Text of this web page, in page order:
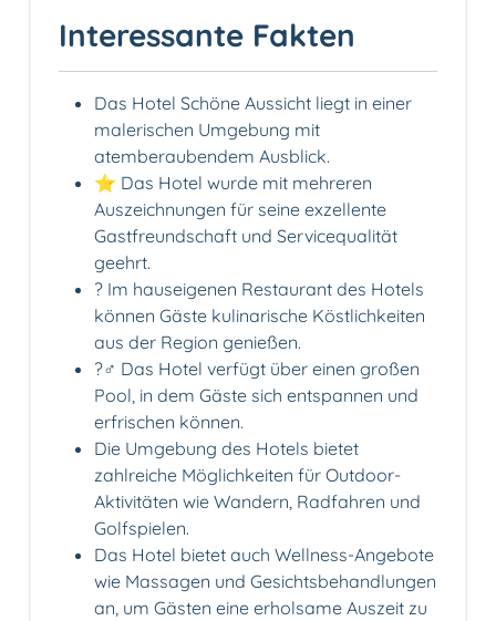
Interessante Fakten
Das Hotel Schöne Aussicht liegt in einer
malerischen Umgebung mit
atemberaubendem Ausblick.
⭐️ Das Hotel wurde mit mehreren
Auszeichnungen für seine exzellente
Gastfreundschaft und Servicequalität
geehrt.
?️ Im hauseigenen Restaurant des Hotels
können Gäste kulinarische Köstlichkeiten
aus der Region genießen.
?‍♂️ Das Hotel verfügt über einen großen
Pool, in dem Gäste sich entspannen und
erfrischen können.
Die Umgebung des Hotels bietet
zahlreiche Möglichkeiten für Outdoor-
Aktivitäten wie Wandern, Radfahren und
Golfspielen.
Das Hotel bietet auch Wellness-Angebote
wie Massagen und Gesichtsbehandlungen
an, um Gästen eine erholsame Auszeit zu